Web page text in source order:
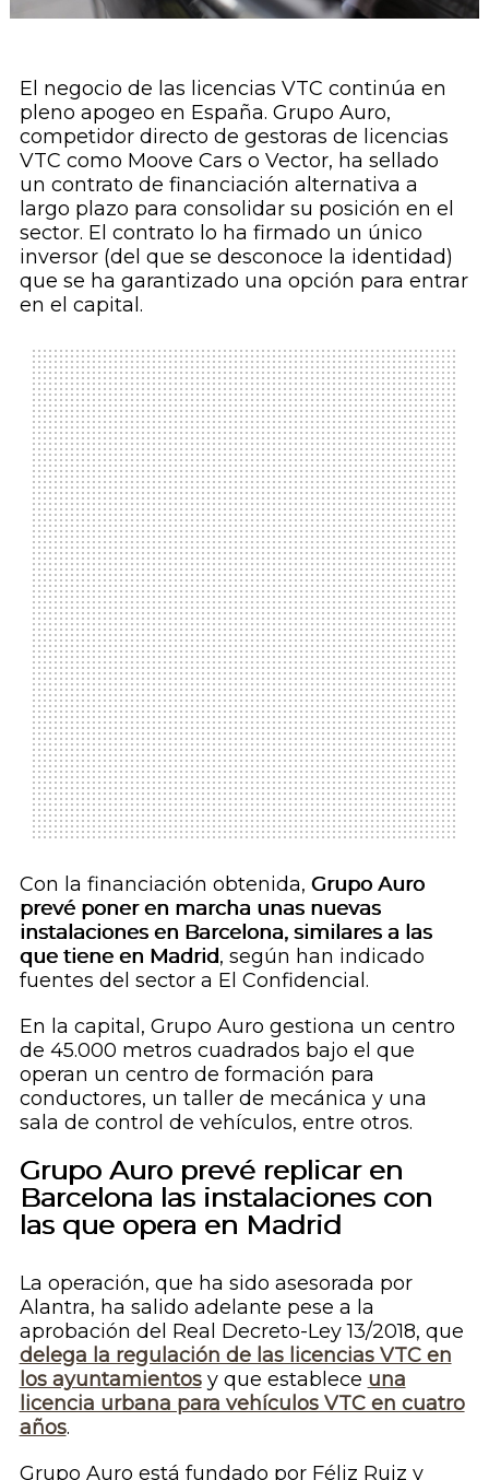
El negocio de las licencias VTC continúa en
pleno apogeo en España. Grupo Auro,
competidor directo de gestoras de licencias
VTC como Moove Cars o Vector, ha sellado
un contrato de financiación alternativa a
largo plazo para consolidar su posición en el
sector. El contrato lo ha firmado un único
inversor (del que se desconoce la identidad)
que se ha garantizado una opción para entrar
en el capital.
Con la financiación obtenida, Grupo Auro
prevé poner en marcha unas nuevas
instalaciones en Barcelona, similares a las
que tiene en Madrid, según han indicado
fuentes del sector a El Confidencial .
En la capital, Grupo Auro gestiona un centro
de 45.000 metros cuadrados bajo el que
operan un centro de formación para
conductores, un taller de mecánica y una
sala de control de vehículos, entre otros.
Grupo Auro prevé replicar en
Barcelona las instalaciones con
las que opera en Madrid
La operación, que ha sido asesorada por
Alantra, ha salido adelante pese a la
aprobación del Real Decreto-Ley 13/2018, que
delega la regulación de las licencias VTC en
los ayuntamientosy que establece una
licencia urbana para vehículos VTC en cuatro
años.
Grupo Auro está fundado por Féliz Ruiz y